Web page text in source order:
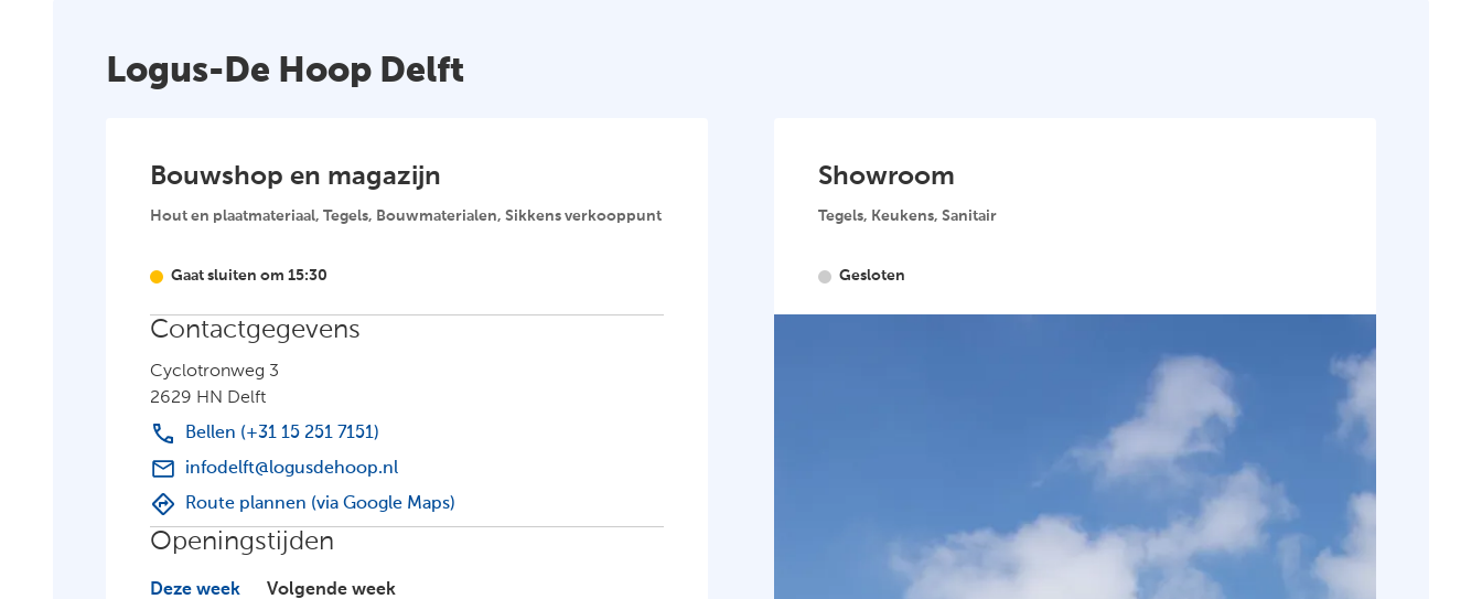
Logus-De Hoop Delft
Bouwshop en magazijn
Hout en plaatmateriaal, Tegels, Bouwmaterialen, Sikkens verkooppunt
Gaat sluiten om 15:30
Contactgegevens
Cyclotronweg 3
2629 HN Delft
Bellen (+31 15 251 7151)
infodelft@logusdehoop.nl
Route plannen (via Google Maps)
Openingstijden
Deze week Volgende week
Showroom
Tegels, Keukens, Sanitair
Gesloten
Volgende week